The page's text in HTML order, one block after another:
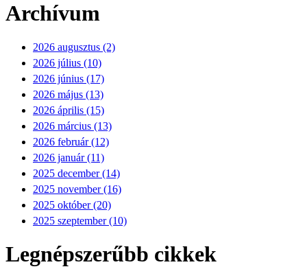
Archívum
2026 augusztus (2)
2026 július (10)
2026 június (17)
2026 május (13)
2026 április (15)
2026 március (13)
2026 február (12)
2026 január (11)
2025 december (14)
2025 november (16)
2025 október (20)
2025 szeptember (10)
Legnépszerűbb cikkek